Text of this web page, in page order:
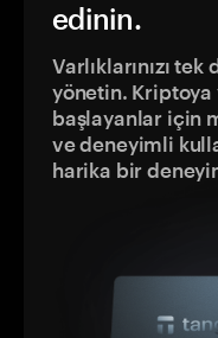
edinin.
Varlıklarınızı tek
yönetin. Kriptoya
başlayanlar için
ve deneyimli
harika bir